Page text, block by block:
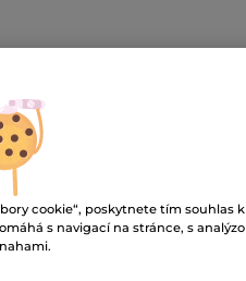
Ups!
cookie“, poskytnete tím souhlas k
s navigací na stránce, s